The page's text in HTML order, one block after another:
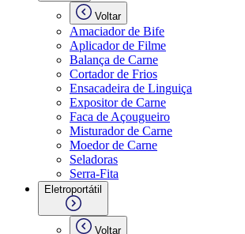
Voltar
Amaciador de Bife
Aplicador de Filme
Balança de Carne
Cortador de Frios
Ensacadeira de Linguiça
Expositor de Carne
Faca de Açougueiro
Misturador de Carne
Moedor de Carne
Seladoras
Serra-Fita
Eletroportátil
Voltar